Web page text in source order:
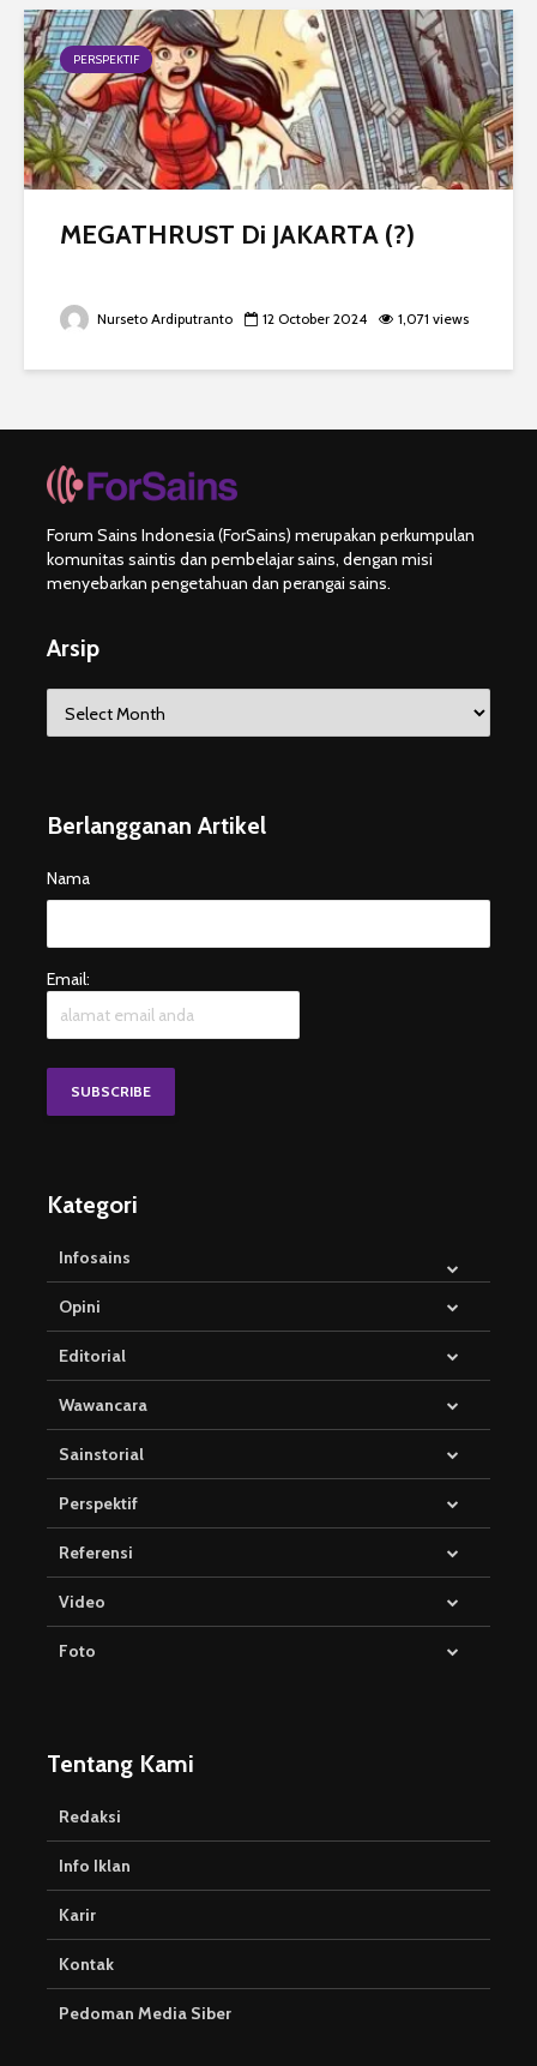
PERSPEKTIF
MEGATHRUST Di JAKARTA (?)
Nurseto Ardiputranto 12 October 2024 1,071 views
Forum Sains Indonesia (ForSains) merupakan perkumpulan
komunitas saintis dan pembelajar sains, dengan misi
menyebarkan pengetahuan dan perangai sains.
Arsip
Berlangganan Artikel
Nama
Email:
Kategori
Infosains
Opini
Editorial
Wawancara
Sainstorial
Perspektif
Referensi
Video
Foto
Tentang Kami
Redaksi
Info Iklan
Karir
Kontak
Pedoman Media Siber